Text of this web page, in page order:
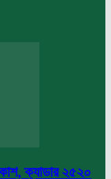
ক্যাডার ২৫২০